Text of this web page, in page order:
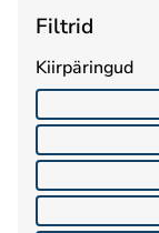
Filtrid
Kiirpäringud